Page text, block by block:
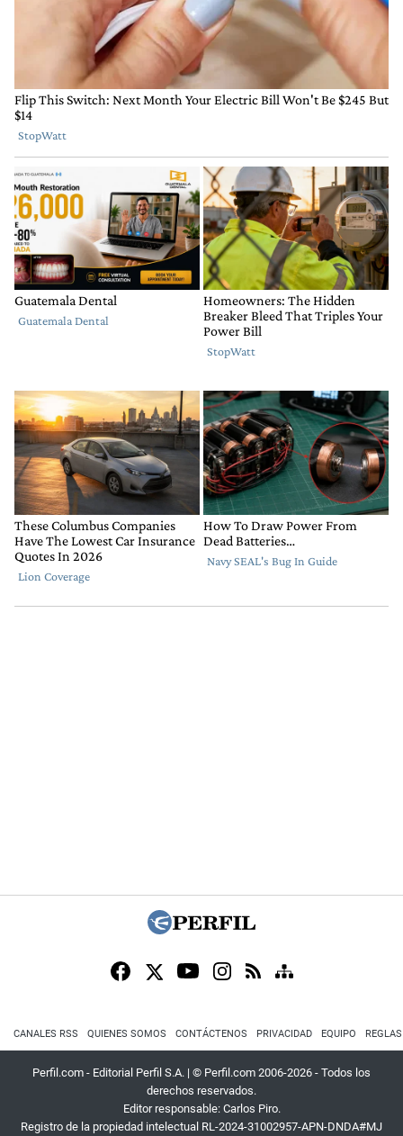
CANALES RSS QUIENES SOMOS CONTÁCTENOS PRIVACIDAD EQUIPO
Perfil.com - Editorial Perfil S.A. | © Perfil.com 2006-2026 - Todos los
derechos reservados.
Editor responsable: Carlos Piro.
Registro de la propiedad intelectual RL-2024-31002957-APN-DNDA#MJ